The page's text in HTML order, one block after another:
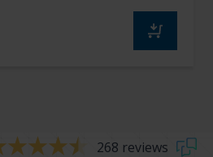
268 reviews